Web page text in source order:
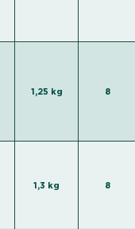
1,25 kg 8
1,3 kg 8